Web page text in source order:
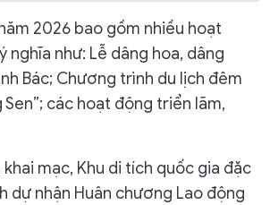
2026 bao gồm nhiều hoạt
nghĩa như: Lễ dâng hoa, dâng
Bác; Chương trình du lịch đêm
Sen”; các hoạt động triển lãm,
mạc, Khu di tích quốc gia đặc
dự nhận Huân chương Lao động